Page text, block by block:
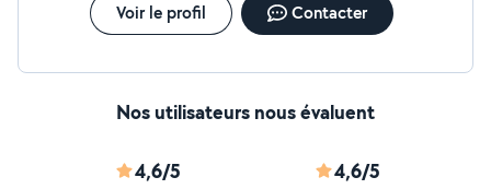
Voir le profil Contacter
Nos utilisateurs nous évaluent
4,6/5 4,6/5